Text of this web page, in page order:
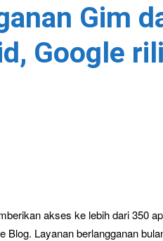
Gim
Google
akses ke lebih dari 350
Layanan berlangganan